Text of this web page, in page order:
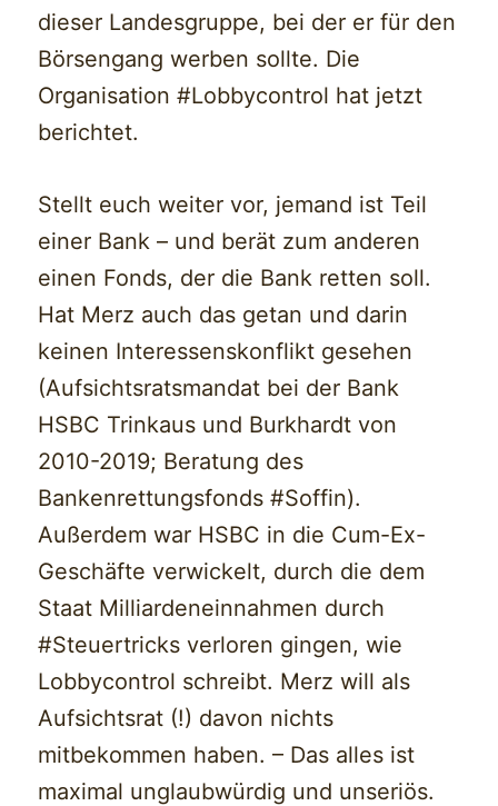
dieser Landesgruppe, bei der er für den
Börsengang werben sollte. Die
Organisation #Lobbycontrol hat jetzt
berichtet.
Stellt euch weiter vor, jemand ist Teil
einer Bank – und berät zum anderen
einen Fonds, der die Bank retten soll.
Hat Merz auch das getan und darin
keinen Interessenskonflikt gesehen
(Aufsichtsratsmandat bei der Bank
HSBC Trinkaus und Burkhardt von
2010-2019; Beratung des
Bankenrettungsfonds #Soffin).
Außerdem war HSBC in die Cum-Ex-
Geschäfte verwickelt, durch die dem
Staat Milliardeneinnahmen durch
#Steuertricks verloren gingen, wie
Lobbycontrol schreibt. Merz will als
Aufsichtsrat (!) davon nichts
mitbekommen haben. – Das alles ist
maximal unglaubwürdig und unseriös.